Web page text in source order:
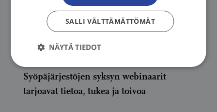
Syöpäjärjestöjen syksyn webinaarit
tarjoavat tietoa, tukea ja toivoa
SALLI VÄLTTÄMÄTTÖMÄT
NÄYTÄ TIEDOT